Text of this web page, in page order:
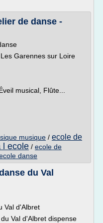
de danse -
Garennes sur Loire
musical, Flûte...
musique / ecole de
l ecole / ecole de
danse
du Val
Val d'Albret
Val d'Albret dispense